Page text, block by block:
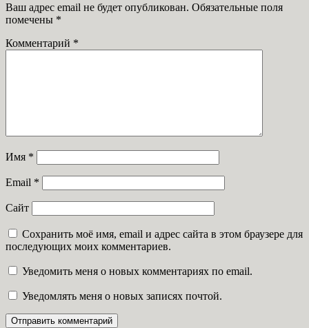
Ваш адрес email не будет опубликован. Обязательные поля
помечены *
Комментарий *
Имя *
Email *
Сайт
Сохранить моё имя, email и адрес сайта в этом браузере для
последующих моих комментариев.
Уведомить меня о новых комментариях по email.
Уведомлять меня о новых записях почтой.